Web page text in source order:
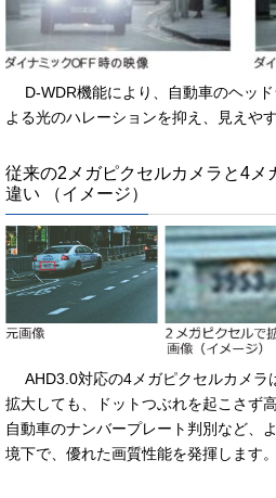
D-WDR機能により、自動車のヘッ
よる光のハレーションを抑え、見えや
従来の2メガピクセルカメラと4メ
違い （イメージ）
AHD3.0対応の4メガピクセルカメラ
拡大しても、ドットつぶれを起こさず
自動車のナンバープレート判別など、
境下で、優れた画質性能を発揮します。